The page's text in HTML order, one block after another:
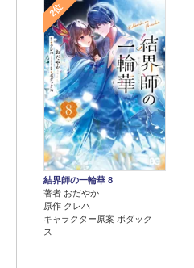
2位
結界師の一輪華 8
著者 おだやか
原作 クレハ
キャラクター原案 ボダック
ス